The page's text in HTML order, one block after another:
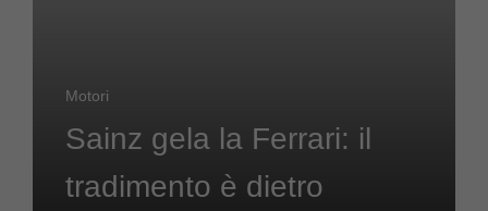
Motori
Sainz gela la Ferrari: il
tradimento è dietro